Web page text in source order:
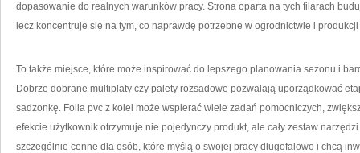
dopasowanie do realnych warunków pracy. Strona oparta na tych filarach
lecz koncentruje się na tym, co naprawdę potrzebne w ogrodnictwie i produkcji
To także miejsce, które może inspirować do lepszego planowania sezonu i
Dobrze dobrane multiplaty czy palety rozsadowe pozwalają uporządkować
sadzonkę. Folia pvc z kolei może wspierać wiele zadań pomocniczych,
efekcie użytkownik otrzymuje nie pojedynczy produkt, ale cały zestaw
szczególnie cenne dla osób, które myślą o swojej pracy długofalowo i chcą